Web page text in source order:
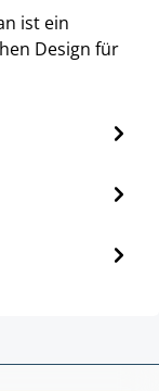
ist ein
Design für